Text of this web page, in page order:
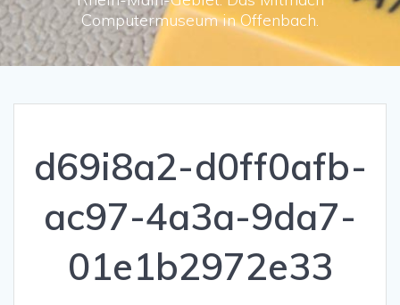
Computermuseum in Offenbach.
d69i8a2-d0ff0afb-
ac97-4a3a-9da7-
01e1b2972e33